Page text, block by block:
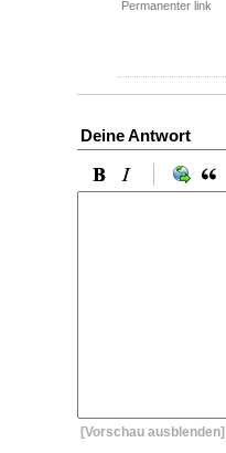
Permanenter link
Deine Antwort
[Vorschau ausblenden]